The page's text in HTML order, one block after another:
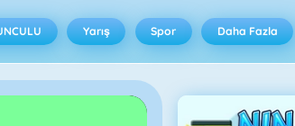
Yarış Spor Daha Fazla